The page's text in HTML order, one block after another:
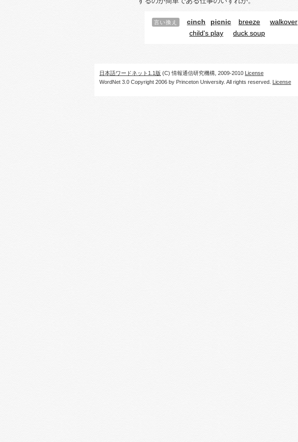
言い換え cinch picnic breeze walkover
child's play
duck soup
日本語ワードネット1.1版 (C) 情報通信研究機構, 2009-2010 License
WordNet 3.0 Copyright 2006 by Princeton University. All rights reserved. License